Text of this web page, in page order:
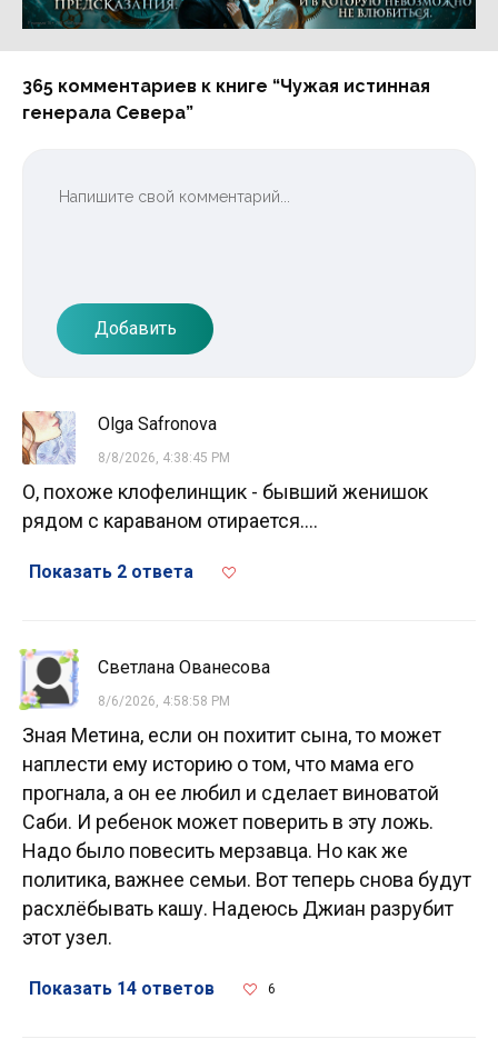
Реклама 16+ АО «ЛитГород»
365 комментариев к книге “Чужая истинная
генерала Севера”
Добавить
Olga Safronova
8/8/2026, 4:38:45 PM
О, похоже клофелинщик - бывший женишок
рядом с караваном отирается....
Показать 2 ответа
Светлана Ованесова
8/6/2026, 4:58:58 PM
Зная Метина, если он похитит сына, то может
наплести ему историю о том, что мама его
прогнала, а он ее любил и сделает виноватой
Саби. И ребенок может поверить в эту ложь.
Надо было повесить мерзавца. Но как же
политика, важнее семьи. Вот теперь снова будут
расхлёбывать кашу. Надеюсь Джиан разрубит
этот узел.
Показать 14 ответов 6